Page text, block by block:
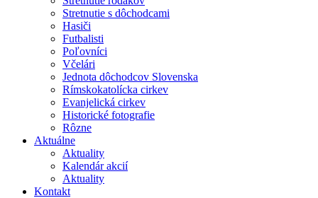
Stretnutie s dôchodcami
Hasiči
Futbalisti
Poľovníci
Včelári
Jednota dôchodcov Slovenska
Rímskokatolícka cirkev
Evanjelická cirkev
Historické fotografie
Rôzne
Aktuálne
Aktuality
Kalendár akcií
Aktuality
Kontakt